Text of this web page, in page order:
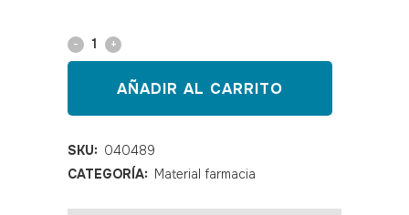
Clorhexidina
alcohólica
spray
250
ml
AÑADIR AL CARRITO
SKU: 040489
CATEGORÍA: Material farmacia